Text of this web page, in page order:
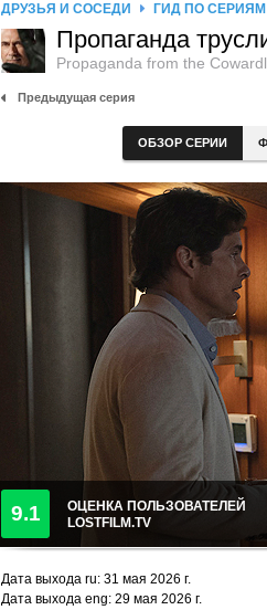
ДРУЗЬЯ И СОСЕДИ ГИД ПО СЕРИЯМ
Пропаганда
Propaganda from the
Предыдущая серия
ОБЗОР СЕРИИ
9.1
ОЦЕНКА ПОЛЬЗОВАТЕЛЕЙ
LOSTFILM.TV
Дата выхода ru: 31 мая 2026 г.
Дата выхода eng: 29 мая 2026 г.